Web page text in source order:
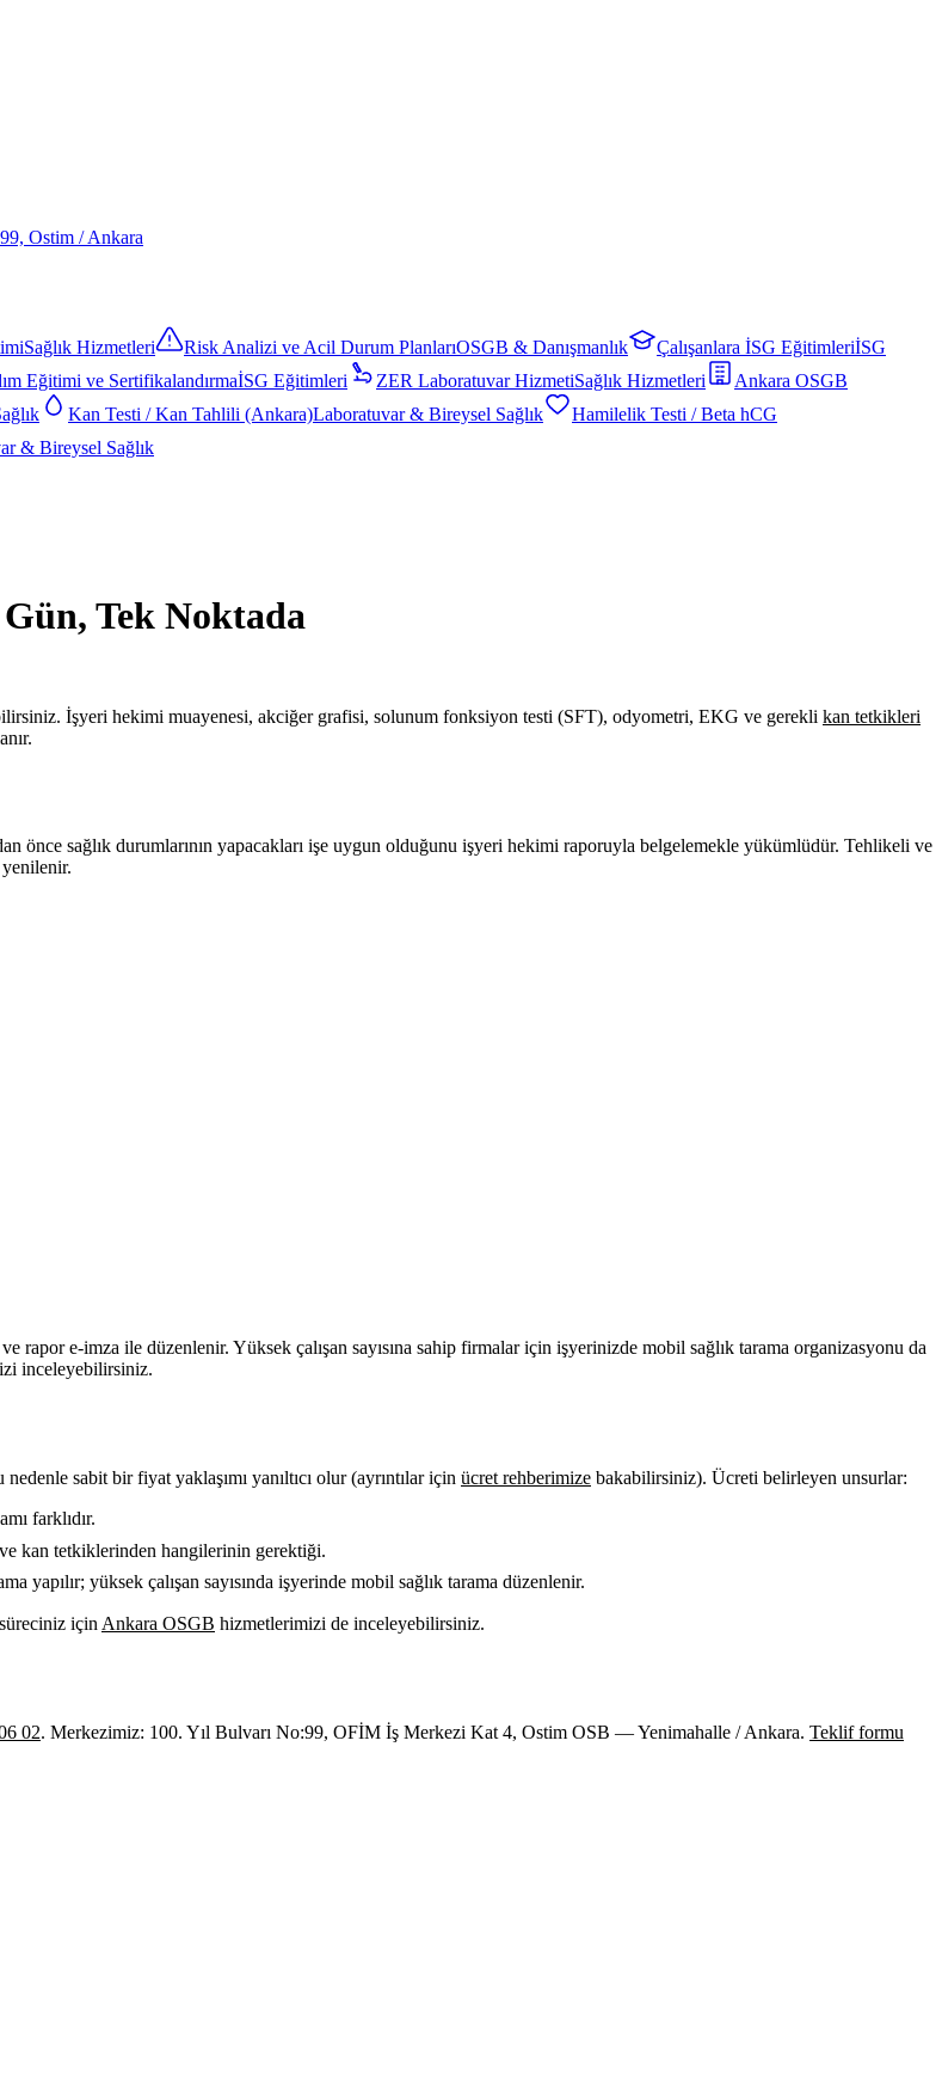
Ostim / Ankara
Sağlık Hizmetleri Risk Analizi ve Acil Durum PlanlarıOSGB & Danışmanlık Çalışanlara İSG EğitimleriİSG
Eğitimi ve SertifikalandırmaİSG Eğitimleri ZER Laboratuvar HizmetiSağlık Hizmetleri
Ankara OSGB
Kan Testi / Kan Tahlili (Ankara)Laboratuvar & Bireysel Sağlık
Hamilelik Testi / Beta hCG
& Bireysel Sağlık
Tek Noktada
İşyeri hekimi muayenesi, akciğer grafisi, solunum fonksiyon testi (SFT), odyometri, EKG ve gerekli kan tetkikleri
önce sağlık durumlarının yapacakları işe uygun olduğunu işyeri hekimi raporuyla belgelemekle yükümlüdür. Tehlikeli ve
rapor e-imza ile düzenlenir. Yüksek çalışan sayısına sahip firmalar için işyerinizde mobil sağlık tarama organizasyonu da
inceleyebilirsiniz.
sabit bir fiyat yaklaşımı yanıltıcı olur (ayrıntılar için ücret rehberimize bakabilirsiniz). Ücreti belirleyen unsurlar:
farklıdır.
kan tetkiklerinden hangilerinin gerektiği.
yapılır; yüksek çalışan sayısında işyerinde mobil sağlık tarama düzenlenir.
için Ankara OSGB hizmetlerimizi de inceleyebilirsiniz.
02. Merkezimiz: 100. Yıl Bulvarı No:99, OFİM İş Merkezi Kat 4, Ostim OSB — Yenimahalle / Ankara. Teklif formu